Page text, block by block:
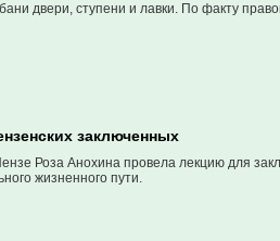
двери, ступени и лавки. По факту
заключенных
Роза Анохина провела лекцию для
жизненного пути.